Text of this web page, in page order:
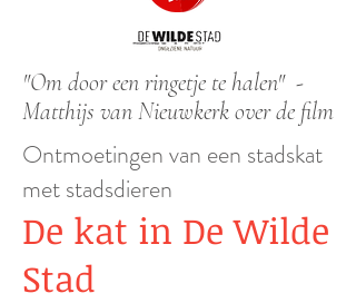
"Om door een ringetje te halen" -
Matthijs van Nieuwkerk over de film
Ontmoetingen van een stadskat
met stadsdieren
De kat in De Wilde
Stad